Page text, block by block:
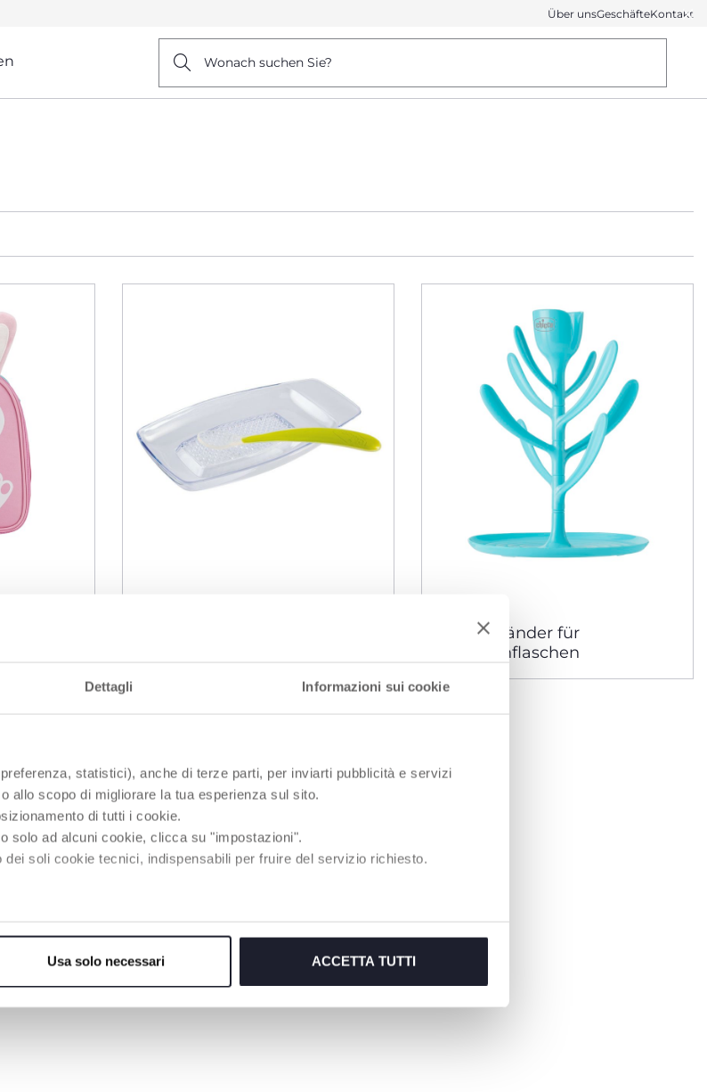
Dettagli Informazioni sui cookie
statistici), anche di terze parti, per inviarti pubblicità e servizi
allo scopo di migliorare la tua esperienza sul sito.
di tutti i cookie.
solo ad alcuni cookie, clicca su "impostazioni".
dei soli cookie tecnici, indispensabili per fruire del servizio richiesto.
Usa solo necessari ACCETTA TUTTI
Über unsGeschäfteKontakt
Wonach suchen Sie?
Abtropfständer für
Schoppenflaschen